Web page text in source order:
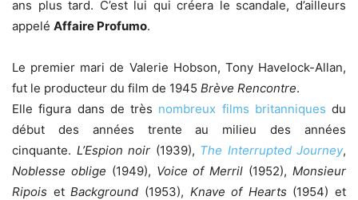
ans plus tard. C’est lui qui créera le scandale, d’ailleurs
appelé Affaire Profumo.
Le premier mari de Valerie Hobson, Tony Havelock-Allan,
fut le producteur du film de 1945 Brève Rencontre.
Elle figura dans de très nombreux films britanniques du
début des années trente au milieu des années
cinquante. L’Espion noir (1939), The Interrupted Journey,
Noblesse oblige (1949), Voice of Merril (1952),Monsieur
Ripois etBackground (1953), Knave of Hearts (1954) et